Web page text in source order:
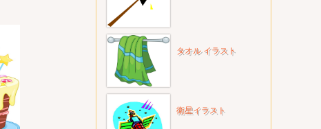
タオル イラスト
衛星イラスト